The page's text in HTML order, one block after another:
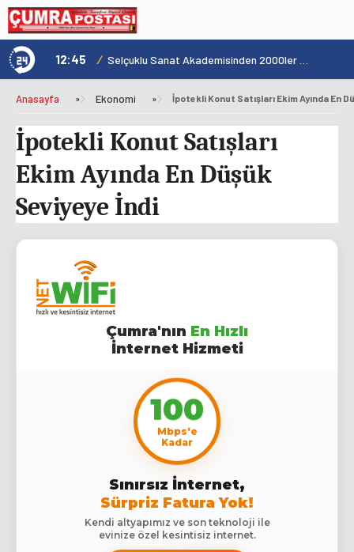
Şehrin Kalbinde Yolculukla Konya Mirası Tanıtıldı 12:45 /
Anasayfa » Ekonomi » İpotekli Konut Satışları Ekim Ayında En
İpotekli Konut Satışları
Ekim Ayında En Düşük
Seviyeye İndi
Çumra'nın En Hızlı
İnternet Hizmeti
100
Mbps'e
Kadar
Sınırsız İnternet,
Sürpriz Fatura Yok!
Kendi altyapımız ve son teknoloji ile
evinize özel kesintisiz internet.